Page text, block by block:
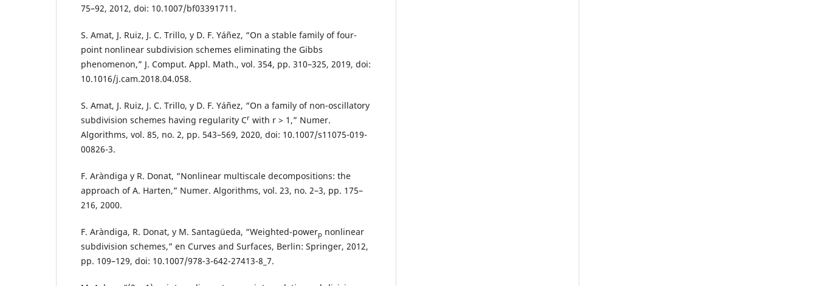
75–92, 2012, doi: 10.1007/bf03391711.
S. Amat, J. Ruiz, J. C. Trillo, y D. F. Yáñez, “On a stable family of four-
point nonlinear subdivision schemes eliminating the Gibbs
phenomenon,” J. Comput. Appl. Math., vol. 354, pp. 310–325, 2019, doi:
10.1016/j.cam.2018.04.058.
S. Amat, J. Ruiz, J. C. Trillo, y D. F. Yáñez, “On a family of non-oscillatory
subdivision schemes having regularity Crwith r > 1,” Numer.
Algorithms, vol. 85, no. 2, pp. 543–569, 2020, doi: 10.1007/s11075-019-
00826-3.
F. Aràndiga y R. Donat, “Nonlinear multiscale decompositions: the
approach of A. Harten,” Numer. Algorithms, vol. 23, no. 2–3, pp. 175–
216, 2000.
F. Aràndiga, R. Donat, y M. Santagüeda, “Weighted-powerp nonlinear
subdivision schemes,” en Curves and Surfaces, Berlin: Springer, 2012,
pp. 109–129, doi: 10.1007/978-3-642-27413-8_7.